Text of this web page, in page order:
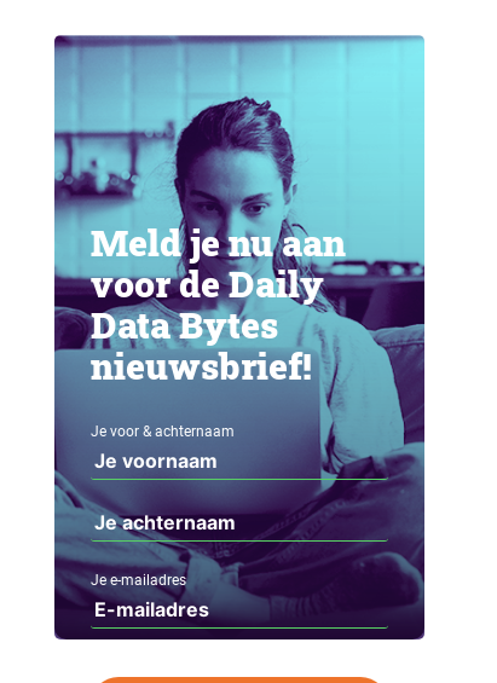
Meld je nu aan
voor de Daily
Data Bytes
nieuwsbrief!
Je voor & achternaam
Je e-mailadres